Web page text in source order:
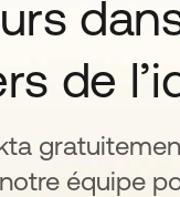
de
équipe